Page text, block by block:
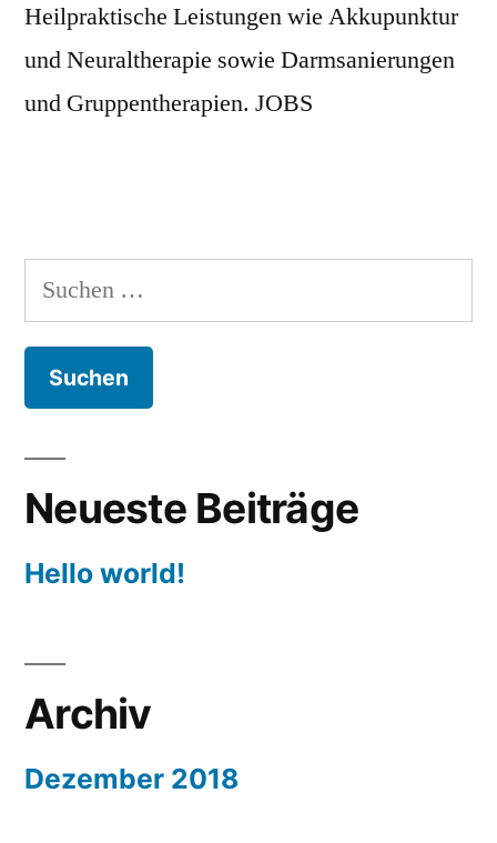
Heilpraktische Leistungen wie Akkupunktur
und Neuraltherapie sowie Darmsanierungen
und Gruppentherapien. JOBS
Suchen
nach:
Neueste Beiträge
Hello world!
Archiv
Dezember 2018